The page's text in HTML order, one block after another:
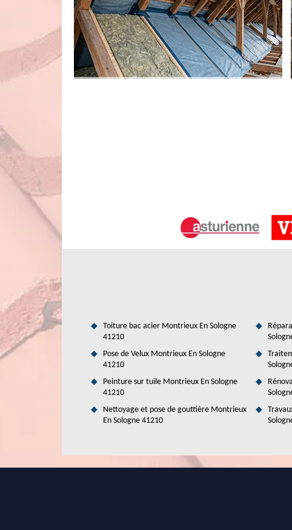
chaque étape de votre projet d'isolation de combles de
personnalisées, parfaitement adaptées à vos besoins
Est-il judicieux de solliciter Duval
opération se fait le plus souvent par soufflage. Comme les
manière efficace. Sachez aussi qu'il propose des tarifs qui sont
Faites des économies d'énergie
Toiture bac acier Montrieux En Sologne
41210
Pose de Velux Montrieux En Sologne
41210
Peinture sur tuile Montrieux En Sologne
41210
Nettoyage et pose de gouttière Montrieux
En Sologne 41210